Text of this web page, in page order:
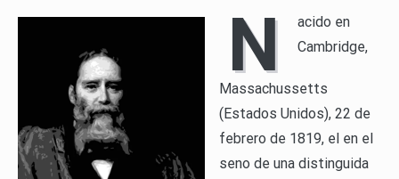
N
acido en
Cambridge,
Massachussetts
(Estados Unidos), 22 de
febrero de 1819, el en el
seno de una distinguida